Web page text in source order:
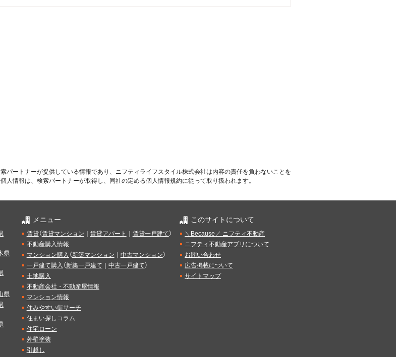
パートナーが提供している情報であり、ニフティライフスタイル株式会社は内容の責任を負わないことを
人情報は、検索パートナーが取得し、同社の定める個人情報規約に従って取り扱われます。
県
県
メニュー
賃貸（賃貸マンション 賃貸アパート 賃貸一戸建て）
不動産購入情報
マンション購入 （新築マンション 中古マンション）
一戸建て購入 （新築一戸建て 中古一戸建て）
土地購入
不動産会社・不動産屋情報
マンション情報
住みやすい街サーチ
住まい探しコラム
住宅ローン
外壁塗装
引越し
このサイトについて
＼Because／ ニフティ不動産
ニフティ不動産アプリについて
お問い合わせ
広告掲載について
サイトマップ